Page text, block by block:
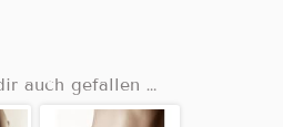
auch gefallen …